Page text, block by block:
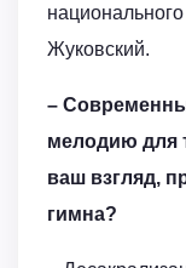
Жуковский.
–
мелодию для
ваш взгляд,
гимна?